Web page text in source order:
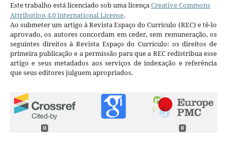
Este trabalho está licenciado sob uma licençaCreative Commons
Attribution 4.0 International License.
Ao submeter um artigo à Revista Espaço do Currículo (REC) e tê-lo
aprovado, os autores concordam em ceder, sem remuneração, os
seguintes direitos à Revista Espaço do Currículo: os direitos de
primeira publicação e a permissão para que a REC redistribua esse
artigo e seus metadados aos serviços de indexação e referência
que seus editores julguem apropriados.
0 0